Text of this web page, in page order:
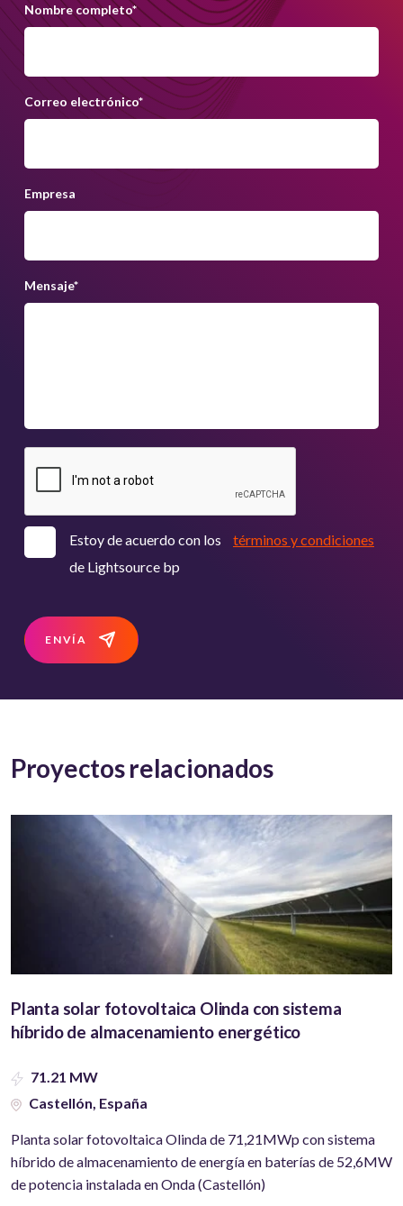
Nombre completo*
Correo electrónico*
Empresa
Mensaje*
Estoy de acuerdo con los
términos y condiciones
de Lightsource bp
ENVÍA
Proyectos relacionados
Planta solar fotovoltaica Olinda con sistema
híbrido de almacenamiento energético
71.21 MW
Castellón, España
Planta solar fotovoltaica Olinda de 71,21MWp con sistema
híbrido de almacenamiento de energía en baterías de 52,6MW
de potencia instalada en Onda (Castellón)